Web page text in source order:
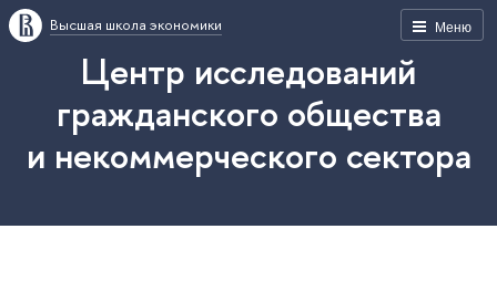
Меню
Высшая школа экономики
Центр исследований
гражданского общества
и некоммерческого сектора